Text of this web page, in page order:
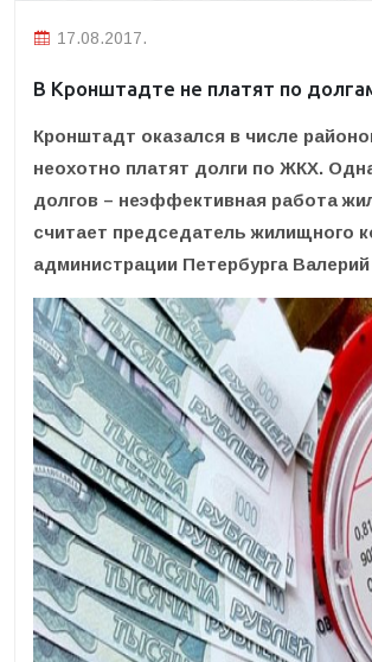
17.08.2017.
В Кронштадте не платят по
Кронштадт оказался в числе
неохотно платят долги по ЖКХ.
долгов – неэффективная работа
считает председатель жилищного
администрации Петербурга